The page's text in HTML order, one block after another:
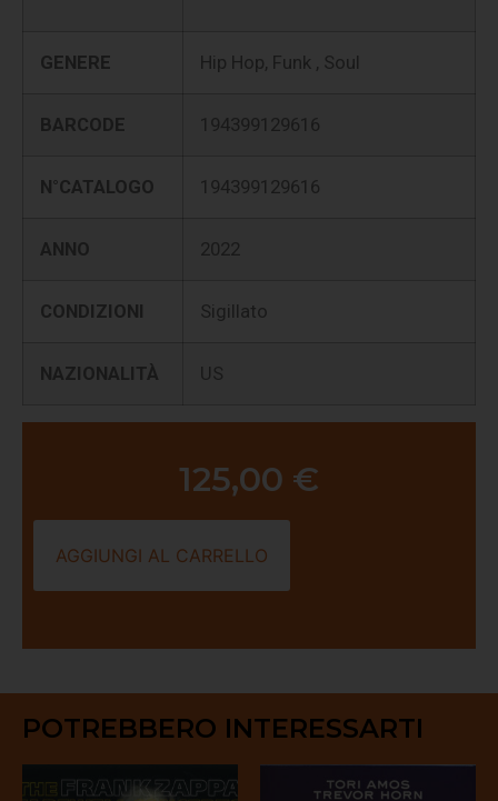
GENERE Hip Hop, Funk , Soul
BARCODE 194399129616
N°CATALOGO 194399129616
ANNO 2022
CONDIZIONI Sigillato
NAZIONALITÀ US
125,00 €
AGGIUNGI AL CARRELLO
POTREBBERO INTERESSARTI